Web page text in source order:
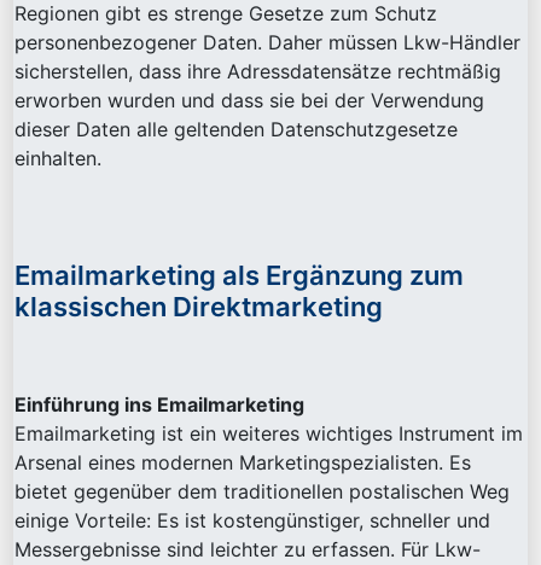
Regionen gibt es strenge Gesetze zum Schutz
personenbezogener Daten. Daher müssen Lkw-Händler
sicherstellen, dass ihre Adressdatensätze rechtmäßig
erworben wurden und dass sie bei der Verwendung
dieser Daten alle geltenden Datenschutzgesetze
einhalten.
Emailmarketing als Ergänzung zum
klassischen Direktmarketing
Einführung ins Emailmarketing
Emailmarketing ist ein weiteres wichtiges Instrument im
Arsenal eines modernen Marketingspezialisten. Es
bietet gegenüber dem traditionellen postalischen Weg
einige Vorteile: Es ist kostengünstiger, schneller und
Messergebnisse sind leichter zu erfassen. Für Lkw-